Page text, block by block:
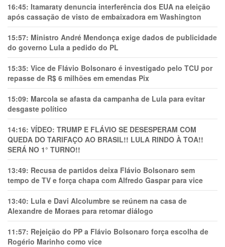
16:45: Itamaraty denuncia interferência dos EUA na eleição
após cassação de visto de embaixadora em Washington
15:57: Ministro André Mendonça exige dados de publicidade
do governo Lula a pedido do PL
15:35: Vice de Flávio Bolsonaro é investigado pelo TCU por
repasse de R$ 6 milhões em emendas Pix
15:09: Marcola se afasta da campanha de Lula para evitar
desgaste político
14:16: VÍDEO: TRUMP E FLÁVIO SE DESESPERAM COM
QUEDA DO TARIFAÇO AO BRASIL!! LULA RINDO À TOA!!
SERÁ NO 1° TURNO!!
13:49: Recusa de partidos deixa Flávio Bolsonaro sem
tempo de TV e força chapa com Alfredo Gaspar para vice
13:40: Lula e Davi Alcolumbre se reúnem na casa de
Alexandre de Moraes para retomar diálogo
11:57: Rejeição do PP a Flávio Bolsonaro força escolha de
Rogério Marinho como vice